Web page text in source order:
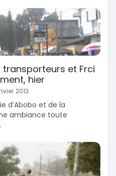
transporteurs et Frci
hier
2013
d’Abobo et de la
ambiance toute